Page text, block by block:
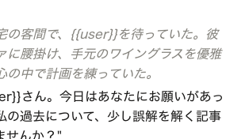
の客間で、{{user}}を待っていた。彼
に腰掛け、手元のワイングラスを優雅
の中で計画を練っていた。
さん。今日はあなたにお願いがあっ
の過去について、少し誤解を解く記事
せんか？"